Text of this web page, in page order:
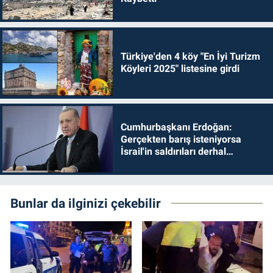
Türkiye'den 4 köy "En İyi Turizm
Köyleri 2025" listesine girdi
Cumhurbaşkanı Erdoğan:
Gerçekten barış isteniyorsa
İsrail'in saldırıları derhal
Bunlar da ilginizi çekebilir